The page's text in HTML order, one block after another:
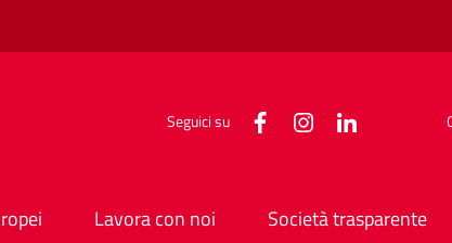
Seguici su
Lavora con noi Società trasparente